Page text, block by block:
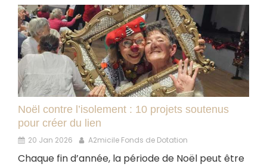
Noël contre l’isolement : 10 projets soutenus
pour créer du lien
20 Jan 2026 A2micile Fonds de Dotation
Chaque fin d’année, la période de Noël peut être